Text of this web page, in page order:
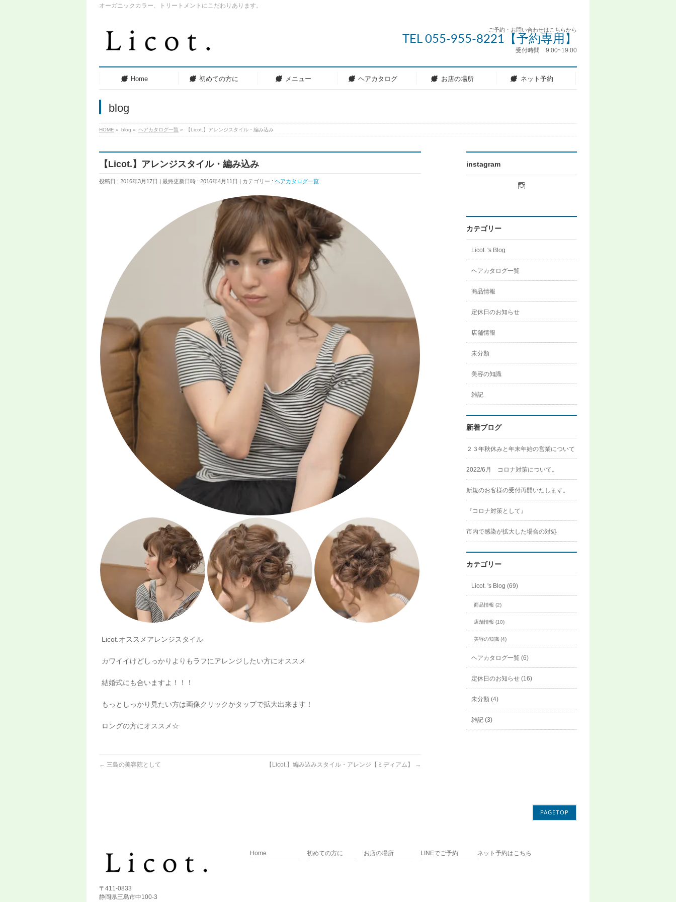
オーガニックカラー、トリートメントにこだわりあります。
ご予約・お問い合わせはこちらから
TEL 055-955-8221【予約専用】
受付時間 9:00~19:00
Home 初めての方に メニュー ヘアカタログ お店の場所 ネット予約
blog
HOME » blog » ヘアカタログ一覧 » 【Licot.】アレンジスタイル・編み込み
【Licot.】アレンジスタイル・編み込み
投稿日 : 2016年3月17日 最終更新日時 : 2016年4月11日 カテゴリー : ヘアカタログ一覧
Licot.オススメアレンジスタイル
カワイイけどしっかりよりもラフにアレンジしたい方にオススメ
結婚式にも合いますよ！！！
もっとしっかり見たい方は画像クリックかタップで拡大出来ます！
ロングの方にオススメ☆
← 三島の美容院として 【Licot.】編み込みスタイル・アレンジ【ミディアム】 →
instagram
プ
ィ
ル
で
カテゴリー
Licot. 's Blog
ヘアカタログ一覧
商品情報
定休日のお知らせ
店舗情報
未分類
美容の知識
雑記
新着ブログ
２３年秋休みと年末年始の営業について
2022/6月 コロナ対策について。
新規のお客様の受付再開いたします。
『コロナ対策として』
市内で感染が拡大した場合の対処
カテゴリー
Licot. 's Blog (69)
商品情報 (2)
店舗情報 (10)
美容の知識 (4)
ヘアカタログ一覧 (6)
定休日のお知らせ (16)
未分類 (4)
雑記 (3)
PAGETOP
〒411-0833
静岡県三島市中100-3
Home 初めての方に お店の場所 LINEでご予約 ネット予約はこちら